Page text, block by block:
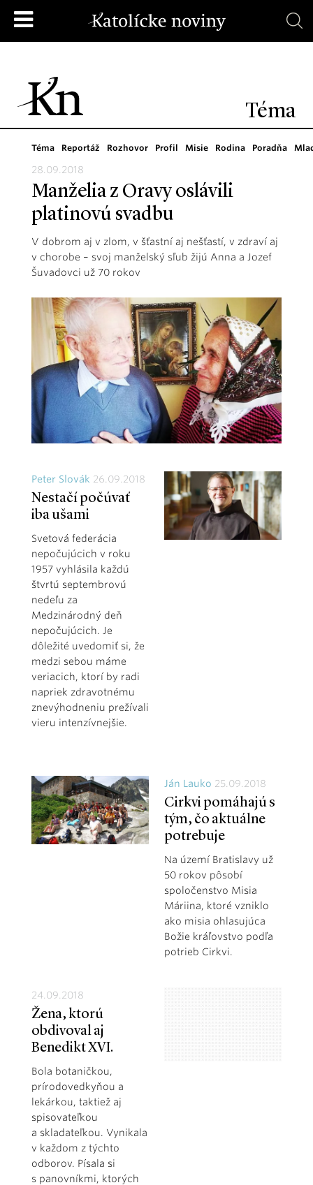
Téma
Téma Reportáž Rozhovor Profil Misie Rodina Poradňa
28.09.2018
Manželia z Oravy oslávili
platinovú svadbu
V dobrom aj v zlom, v šťastní aj nešťastí, v zdraví aj
v chorobe – svoj manželský sľub žijú Anna a Jozef
Šuvadovci už 70 rokov
Peter Slovák 26.09.2018
Nestačí počúvať
iba ušami
Svetová federácia
nepočujúcich v roku
1957 vyhlásila každú
štvrtú septembrovú
nedeľu za
Medzinárodný deň
nepočujúcich. Je
dôležité uvedomiť si, že
medzi sebou máme
veriacich, ktorí by radi
napriek zdravotnému
znevýhodneniu prežívali
vieru intenzívnejšie.
Ján Lauko 25.09.2018
Cirkvi pomáhajú s
tým, čo aktuálne
potrebuje
Na území Bratislavy už
50 rokov pôsobí
spoločenstvo Misia
Máriina, ktoré vzniklo
ako misia ohlasujúca
Božie kráľovstvo podľa
potrieb Cirkvi.
24.09.2018
Žena, ktorú
obdivoval aj
Benedikt XVI.
Bola botaničkou,
prírodovedkyňou a
lekárkou, taktiež aj
spisovateľkou
a skladateľkou. Vynikala
v každom z týchto
odborov. Písala si
s panovníkmi, ktorých